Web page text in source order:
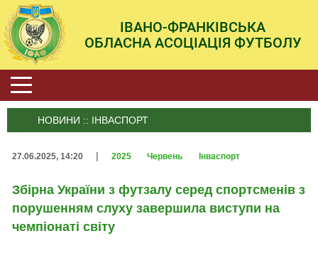
ІВАНО-ФРАНКІВСЬКА
ОБЛАСНА АСОЦІАЦІЯ ФУТБОЛУ
НОВИНИ :: ІНВАСПОРТ
27.06.2025, 14:20 | 2025 Червень Інваспорт
Збірна України з футзалу серед спортсменів з
порушенням слуху завершила виступи на
чемпіонаті світу